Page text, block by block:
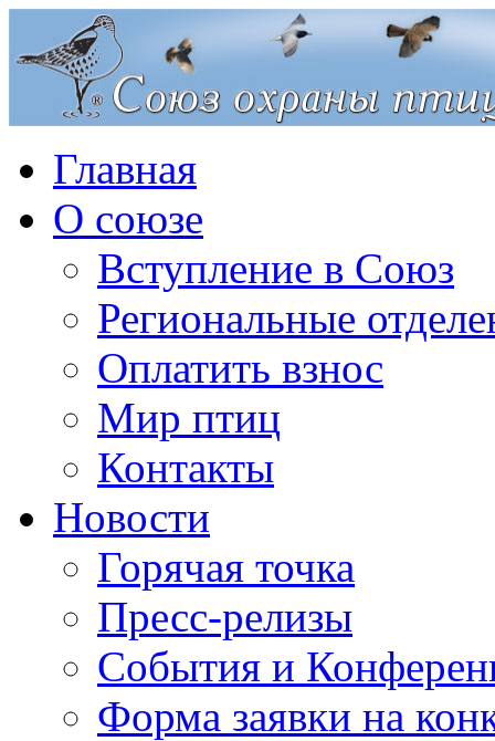
Главная
О союзе
Вступление в Союз
Региональные
Оплатить взнос
Мир птиц
Контакты
Новости
Горячая точка
Пресс-релизы
События и
Форма заявки на